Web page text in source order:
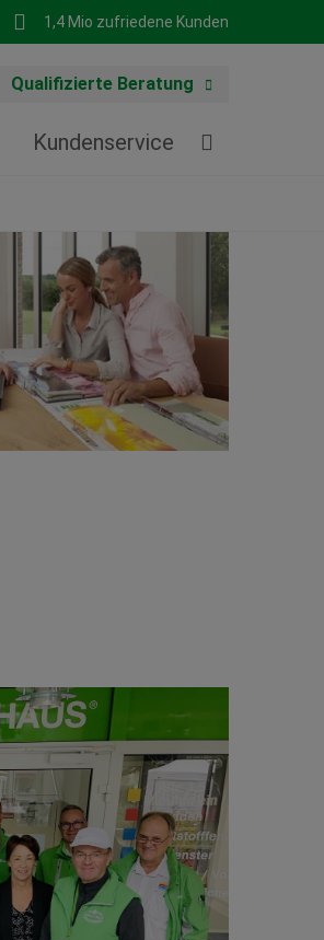
1,4 Mio zufriedene Kunden
Qualifizierte Beratung
Kundenservice